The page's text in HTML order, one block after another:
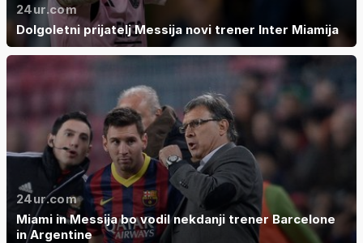
24ur.com
Dolgoletni prijatelj Messija novi trener Inter Miamija
24ur.com
Miami in Messija bo vodil nekdanji trener Barcelone
in Argentine